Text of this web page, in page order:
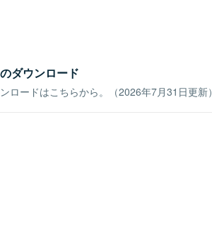
ダウンロード
ロードはこちらから。（2026年7月31日更新）